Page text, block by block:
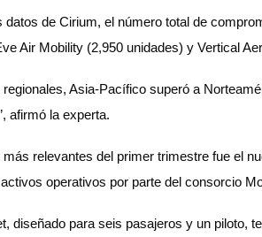
datos de Cirium, el número total de
Air Mobility (2,950 unidades) y Vertical
regionales, Asia-Pacífico superó a
afirmó la experta.
relevantes del primer trimestre fue el
operativos por parte del consorcio
diseñado para seis pasajeros y un piloto,